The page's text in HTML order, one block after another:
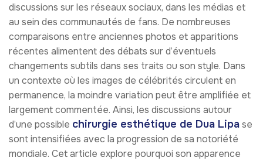
discussions sur les réseaux sociaux, dans les médias et
au sein des communautés de fans. De nombreuses
comparaisons entre anciennes photos et apparitions
récentes alimentent des débats sur d’éventuels
changements subtils dans ses traits ou son style. Dans
un contexte où les images de célébrités circulent en
permanence, la moindre variation peut être amplifiée et
largement commentée. Ainsi, les discussions autour
d’une possible chirurgie esthétique de Dua Lipase
sont intensifiées avec la progression de sa notoriété
mondiale. Cet article explore pourquoi son apparence